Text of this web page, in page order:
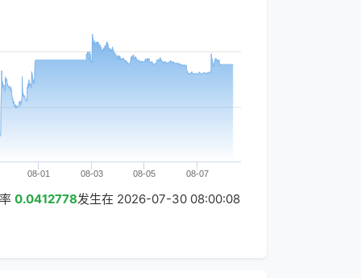
08-01 08-03 08-05 08-07
0.0412778发生在 2026-07-30 08:00:08